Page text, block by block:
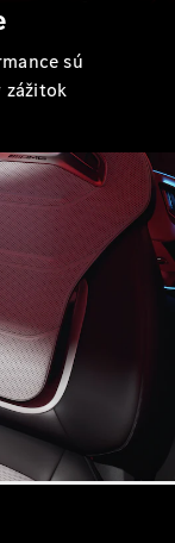
sú
zážitok